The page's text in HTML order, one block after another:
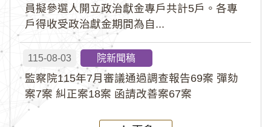
員擬參選人開立政治獻金專戶共計5戶。各專
戶得收受政治獻金期間為自...
115-08-03 院新聞稿
監察院115年7月審議通過調查報告69案 彈劾
案7案 糾正案18案 函請改善案67案